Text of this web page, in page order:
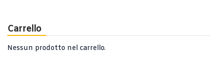
Carrello
Nessun prodotto nel carrello.